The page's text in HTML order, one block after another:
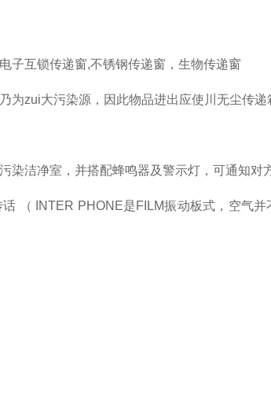
子互锁传递窗,不锈钢传递窗，生物传递窗
为zui大污染源，因此物品进出应使川无尘传递
染洁净室，并搭配蜂鸣器及警示灯，可通知对
（ INTER PHONE是FILM振动板式，空气